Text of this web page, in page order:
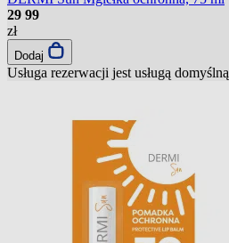
29 99
zł
Dodaj
Usługa rezerwacji jest usługą domyślną